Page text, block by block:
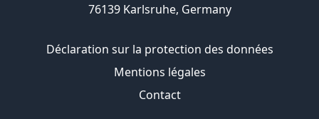
76139 Karlsruhe, Germany
Déclaration sur la protection des données
Mentions légales
Contact